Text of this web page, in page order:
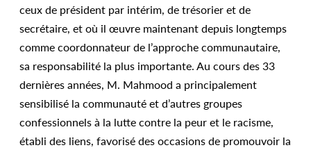
ceux de président par intérim, de trésorier et de
secrétaire, et où il œuvre maintenant depuis longtemps
comme coordonnateur de l’approche communautaire,
sa responsabilité la plus importante. Au cours des 33
dernières années, M. Mahmood a principalement
sensibilisé la communauté et d’autres groupes
confessionnels à la lutte contre la peur et le racisme,
établi des liens, favorisé des occasions de promouvoir la